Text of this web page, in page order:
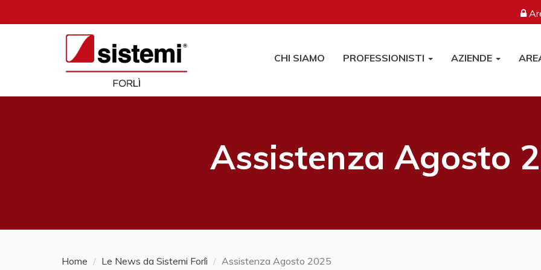
CHI SIAMO PROFESSIONISTI AZIENDE
Assistenza Agosto
Home Le News da Sistemi Forlì Assistenza Agosto 2025